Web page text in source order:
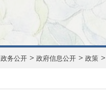
政务公开 > 政府信息公开 > 政策 >